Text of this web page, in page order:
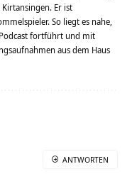
Er ist
So liegt es nahe,
fortführt und mit
aus dem Haus
ANTWORTEN